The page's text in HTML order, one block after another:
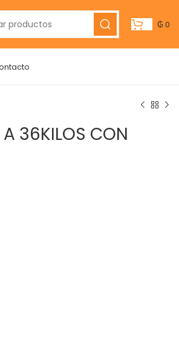
₲0
A 36KILOS CON